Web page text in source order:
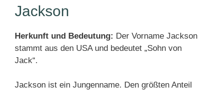
Jackson
Herkunft und Bedeutung: Der Vorname Jackson
stammt aus den USA und bedeutet „Sohn von
Jack“.
Jackson ist ein Jungenname. Den größten Anteil